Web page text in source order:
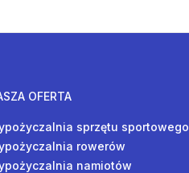
OFERTA
sprzętu sportowego
rowerów
namiotów